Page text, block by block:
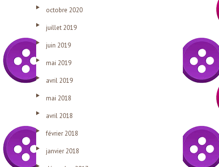
octobre 2020
juillet 2019
juin 2019
mai 2019
avril 2019
mai 2018
avril 2018
février 2018
janvier 2018